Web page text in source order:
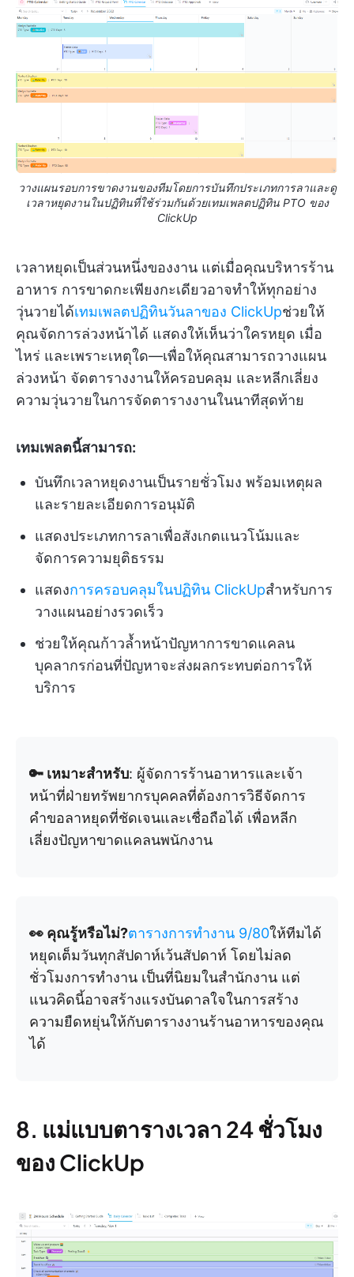
วางแผนรอบการขาดงานของทีมโดยการบันทึกประเภทการลาและดู
เวลาหยุดงานในปฏิทินที่ใช้ร่วมกันด้วยเทมเพลตปฏิทิน PTO ของ
ClickUp
เวลาหยุดเป็นส่วนหนึ่งของงาน แต่เมื่อคุณบริหารร้าน
อาหาร การขาดกะเพียงกะเดียวอาจทำให้ทุกอย่าง
วุ่นวายได้เทมเพลตปฏิทินวันลาของ ClickUpช่วยให้
คุณจัดการล่วงหน้าได้ แสดงให้เห็นว่าใครหยุด เมื่อ
ไหร่ และเพราะเหตุใด—เพื่อให้คุณสามารถวางแผน
ล่วงหน้า จัดตารางงานให้ครอบคลุม และหลีกเลี่ยง
ความวุ่นวายในการจัดตารางงานในนาทีสุดท้าย
เทมเพลตนี้สามารถ:
บันทึกเวลาหยุดงานเป็นรายชั่วโมง พร้อมเหตุผล
และรายละเอียดการอนุมัติ
แสดงประเภทการลาเพื่อสังเกตแนวโน้มและ
จัดการความยุติธรรม
แสดงการครอบคลุมในปฏิทิน ClickUpสำหรับการ
วางแผนอย่างรวดเร็ว
ช่วยให้คุณก้าวล้ำหน้าปัญหาการขาดแคลน
บุคลากรก่อนที่ปัญหาจะส่งผลกระทบต่อการให้
บริการ
🔑 เหมาะสำหรับ: ผู้จัดการร้านอาหารและเจ้า
หน้าที่ฝ่ายทรัพยากรบุคคลที่ต้องการวิธีจัดการ
คำขอลาหยุดที่ชัดเจนและเชื่อถือได้ เพื่อหลีก
เลี่ยงปัญหาขาดแคลนพนักงาน
👀 คุณรู้หรือไม่?ตารางการทำงาน 9/80ให้ทีมได้
หยุดเต็มวันทุกสัปดาห์เว้นสัปดาห์ โดยไม่ลด
ชั่วโมงการทำงาน เป็นที่นิยมในสำนักงาน แต่
แนวคิดนี้อาจสร้างแรงบันดาลใจในการสร้าง
ความยืดหยุ่นให้กับตารางงานร้านอาหารของคุณ
ได้
8. แม่แบบตารางเวลา 24 ชั่วโมง
ของ ClickUp